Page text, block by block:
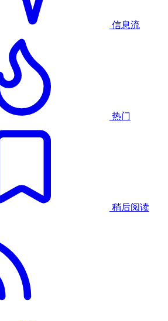
信息流
热门
稍后阅读